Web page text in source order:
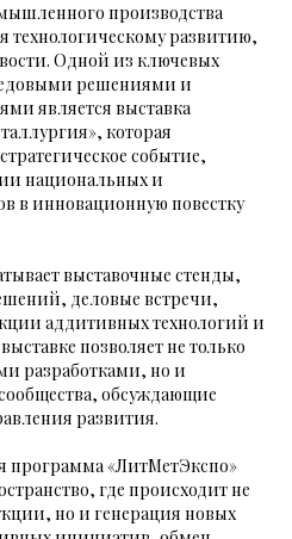
производства
технологическому развитию,
Одной из ключевых
решениями и
является выставка
которая
событие,
национальных и
в инновационную повестку
выставочные стенды,
деловые встречи,
аддитивных технологий и
позволяет не только
разработками, но и
обсуждающие
развития.
программа «ЛитМетЭкспо»
где происходит не
но и генерация новых